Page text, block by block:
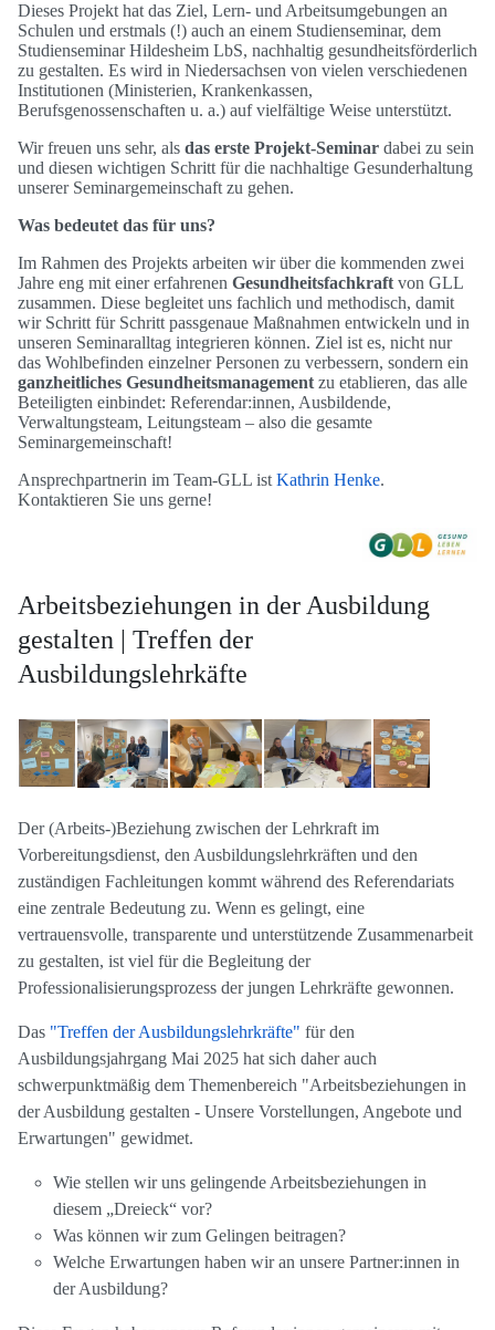
Dieses Projekt hat das Ziel, Lern- und Arbeitsumgebungen an
Schulen und erstmals (!) auch an einem Studienseminar, dem
Studienseminar Hildesheim LbS, nachhaltig gesundheitsförderlich
zu gestalten. Es wird in Niedersachsen von vielen verschiedenen
Institutionen (Ministerien, Krankenkassen,
Berufsgenossenschaften u. a.) auf vielfältige Weise unterstützt.
Wir freuen uns sehr, als das erste Projekt-Seminar dabei zu sein
und diesen wichtigen Schritt für die nachhaltige Gesunderhaltung
unserer Seminargemeinschaft zu gehen.
Was bedeutet das für uns?
Im Rahmen des Projekts arbeiten wir über die kommenden zwei
Jahre eng mit einer erfahrenen Gesundheitsfachkraft von GLL
zusammen. Diese begleitet uns fachlich und methodisch, damit
wir Schritt für Schritt passgenaue Maßnahmen entwickeln und in
unseren Seminaralltag integrieren können. Ziel ist es, nicht nur
das Wohlbefinden einzelner Personen zu verbessern, sondern ein
ganzheitliches Gesundheitsmanagement zu etablieren, das alle
Beteiligten einbindet: Referendar:innen, Ausbildende,
Verwaltungsteam, Leitungsteam – also die gesamte
Seminargemeinschaft!
Ansprechpartnerin im Team-GLL ist Kathrin Henke.
Kontaktieren Sie uns gerne!
Arbeitsbeziehungen in der Ausbildung
gestalten | Treffen der
Ausbildungslehrkäfte
Der (Arbeits-)Beziehung zwischen der Lehrkraft im
Vorbereitungsdienst, den Ausbildungslehrkräften und den
zuständigen Fachleitungen kommt während des Referendariats
eine zentrale Bedeutung zu. Wenn es gelingt, eine
vertrauensvolle, transparente und unterstützende Zusammenarbeit
zu gestalten, ist viel für die Begleitung der
Professionalisierungsprozess der jungen Lehrkräfte gewonnen.
Das "Treffen der Ausbildungslehrkräfte" für den
Ausbildungsjahrgang Mai 2025 hat sich daher auch
schwerpunktmäßig dem Themenbereich "Arbeitsbeziehungen in
der Ausbildung gestalten - Unsere Vorstellungen, Angebote und
Erwartungen" gewidmet.
Wie stellen wir uns gelingende Arbeitsbeziehungen in
diesem „Dreieck“ vor?
Was können wir zum Gelingen beitragen?
Welche Erwartungen haben wir an unsere Partner:innen in
der Ausbildung?